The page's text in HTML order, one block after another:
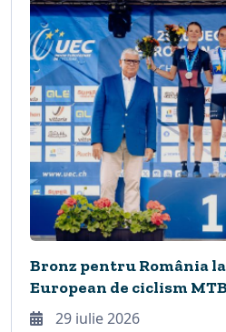
Bronz pentru România
European de ciclism
în premieră la Cheile
29 iulie 2026